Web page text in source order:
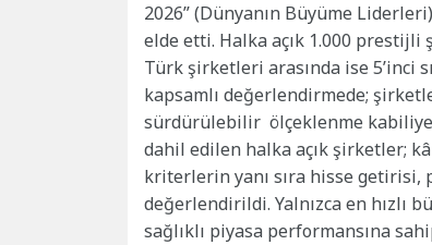
2026” (Dünyanın Büyüme
elde etti. Halka açık 1.000 prestijli
Türk şirketleri arasında ise 5’inci
kapsamlı değerlendirmede;
sürdürülebilir ölçeklenme
dahil edilen halka açık şirketler;
kriterlerin yanı sıra hisse getirisi,
değerlendirildi. Yalnızca en hızlı
sağlıklı piyasa performansına